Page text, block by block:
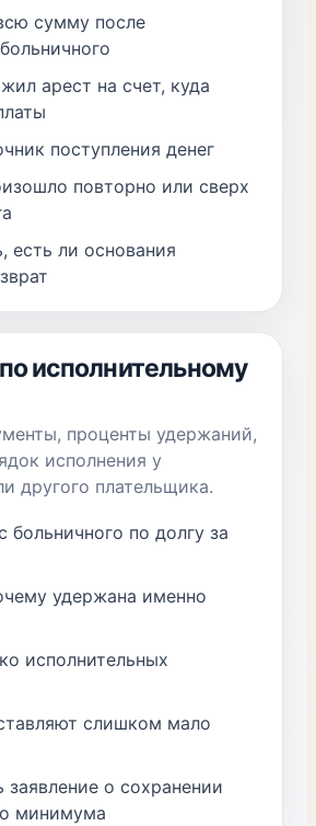
сумму после
арест на счет, куда
поступления денег
повторно или сверх
есть ли основания
исполнительному
проценты удержаний,
исполнения у
другого плательщика.
больничного по долгу за
удержана именно
исполнительных
слишком мало
заявление о сохранении
минимума